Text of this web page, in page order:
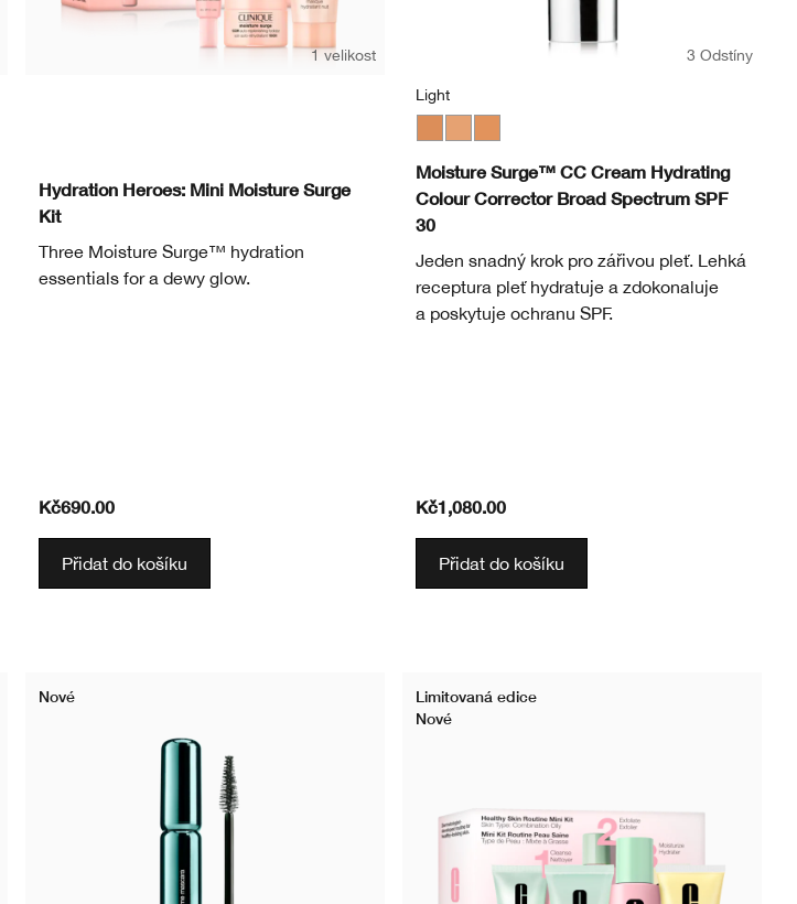
1 velikost
Hydration Heroes: Mini Moisture Surge
Kit
Three Moisture Surge™ hydration
essentials for a dewy glow.
Kč690.00
Přidat do košíku
3 Odstíny
Light
Moisture Surge™ CC Cream Hydrating
Colour Corrector Broad Spectrum SPF
30
Jeden snadný krok pro zářivou pleť. Lehká
receptura pleť hydratuje a zdokonaluje
a poskytuje ochranu SPF.
Kč1,080.00
Přidat do košíku
Nové
Limitovaná edice
Nové